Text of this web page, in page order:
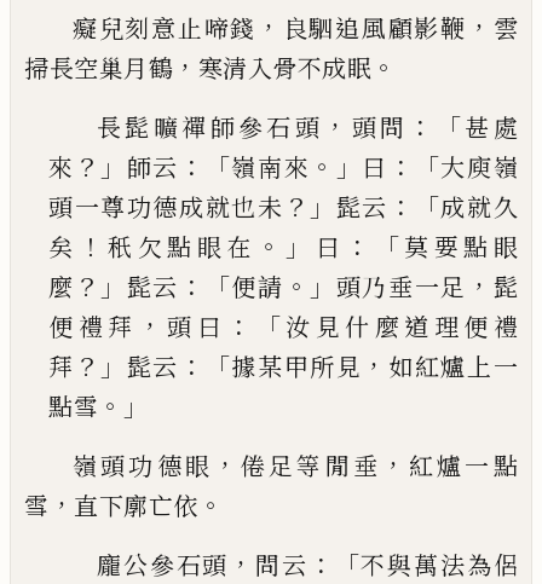
癡兒刻意止啼錢 ， 良駟追風顧影鞭 ， 雲
掃長空巢月鶴 ， 寒清入骨不成眠 。
長髭曠禪師參石頭 ， 頭問 ：「甚處
來 ？」 師云 ：「嶺南來 。」 曰 ： 「大庾嶺
頭一尊功德成就也未 ？」 髭云 ：「成就久
矣 ！ 秖 欠點眼在 。」 曰 ：「莫要點眼
麼 ？」 髭云 ：「便請 。」 頭乃垂一足 ， 髭
便禮拜 ， 頭曰 ：「汝見什麼道理便禮
拜 ？」 髭云 ：「據某甲所見 ， 如紅爐上一
點雪 。」
嶺頭功德眼 ，倦足等閒垂 ， 紅爐一點
雪 ， 直下廓亡依 。
龐公參石頭 ， 問云 ：「不與萬法為侶